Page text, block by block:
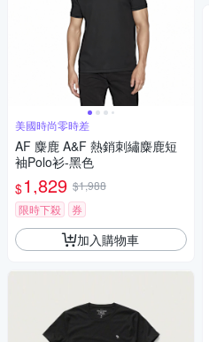
美國時尚零時差
AF 麋鹿 A&F 熱銷刺繡麋鹿短
袖Polo衫-黑色
$1,829 $1,988
限時下殺
券
加入購物車